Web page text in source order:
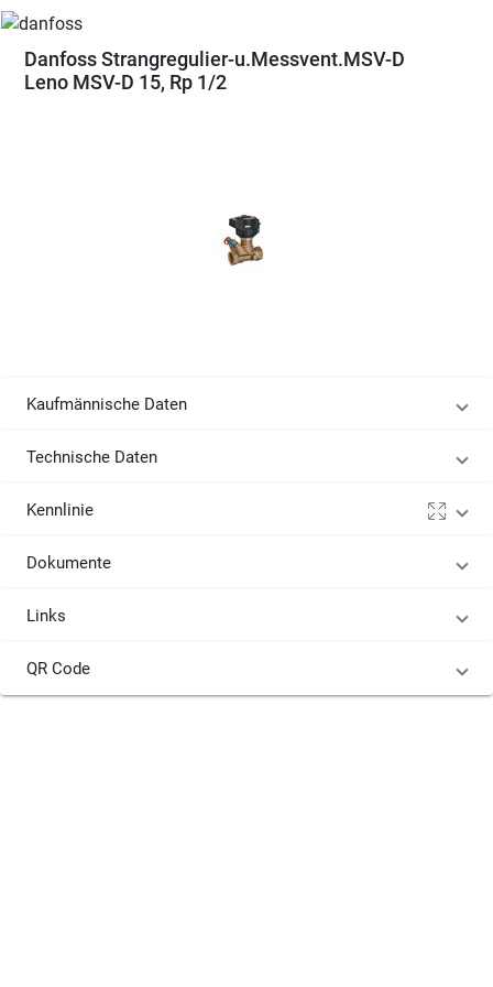
Danfoss Strangregulier-u.Messvent.MSV-D
Leno MSV-D 15, Rp 1/2
Kaufmännische Daten
Technische Daten
Kennlinie
Dokumente
Links
QR Code